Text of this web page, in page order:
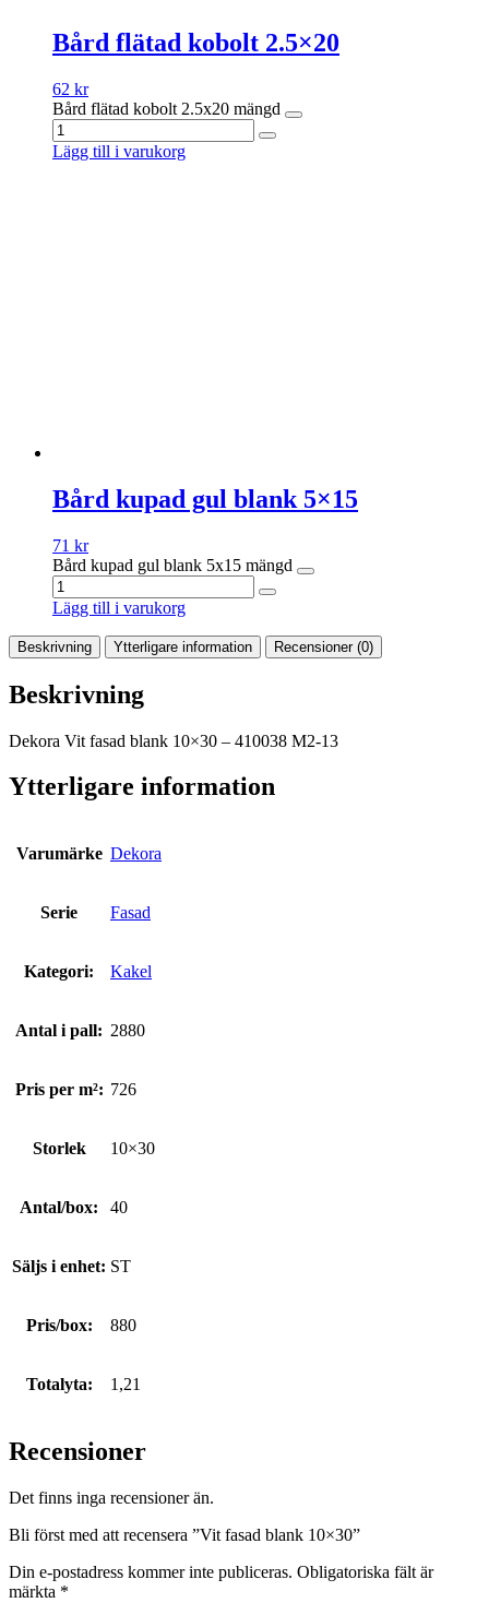
Bård flätad kobolt 2.5×20
62 kr
Bård flätad kobolt 2.5x20 mängd
Lägg till i varukorg
Bård kupad gul blank 5×15
71 kr
Bård kupad gul blank 5x15 mängd
Lägg till i varukorg
Beskrivning Ytterligare information Recensioner (0)
Beskrivning
Dekora Vit fasad blank 10×30 – 410038 M2-13
Ytterligare information
Varumärke Dekora
Serie Fasad
Kategori: Kakel
Antal i pall: 2880
Pris per m²: 726
Storlek 10×30
Antal/box: 40
Säljs i enhet: ST
Pris/box: 880
Totalyta: 1,21
Recensioner
Det finns inga recensioner än.
Bli först med att recensera ”Vit fasad blank 10×30”
Din e-postadress kommer inte publiceras. Obligatoriska fält är
märkta *